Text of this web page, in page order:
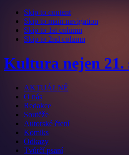
Skip to content
Skip to main navigation
Skip to 1st column
Skip to 2nd column
Kultura nejen
AKTUÁLNĚ
O nás
Redakce
Soutěže
Autorské čtení
Komiks
Odkazy
Tvůrčí psaní